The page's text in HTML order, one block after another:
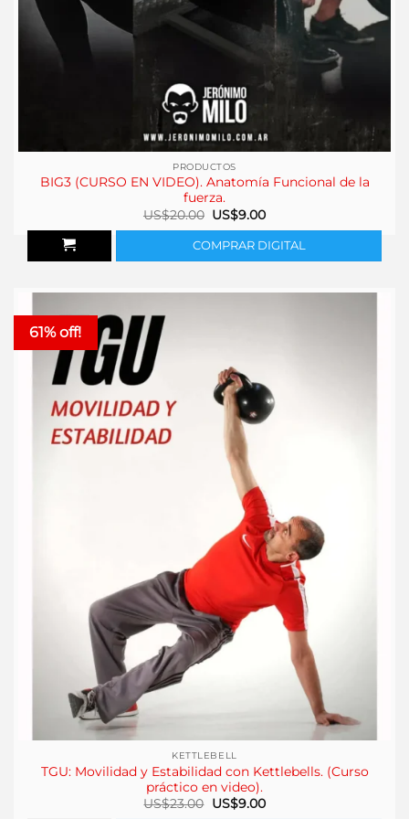
PRODUCTOS
BIG3 (CURSO EN VIDEO). Anatomía Funcional de la
fuerza.
US$20.00 El
precio
era:
US$20.00.
US$9.00El
actual
es:
US$9.00.
COMPRAR DIGITAL
61% off!
KETTLEBELL
TGU: Movilidad y Estabilidad con Kettlebells. (Curso
práctico en video).
US$23.00 El
precio
US$9.00El